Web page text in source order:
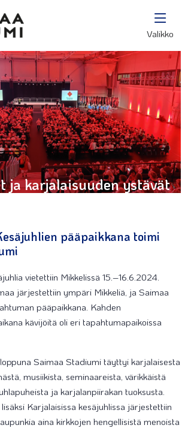
Valikko
ja karjalaisuuden ystävät
pääpaikkana toimi
vietettiin Mikkelissä 15.–16.6.2024.
järjestettiin ympäri Mikkeliä, ja Saimaa
pääpaikkana. Kahden
kävijöitä oli eri tapahtumapaikoissa
Saimaa Stadiumi täyttyi karjalaisesta
musiikista, seminaareista, värikkäistä
ja karjalanpiirakan tuoksusta.
Karjalaisissa kesäjuhlissa järjestettiin
aina kirkkojen hengellisistä menoista